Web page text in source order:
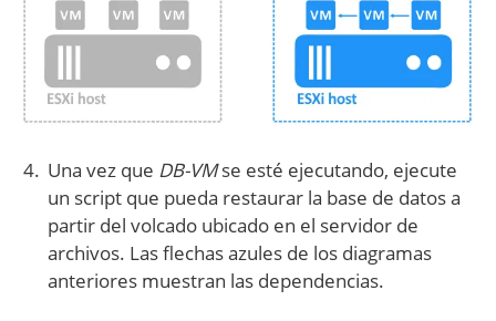
Una vez que DB-VMse esté ejecutando, ejecute
un script que pueda restaurar la base de datos a
partir del volcado ubicado en el servidor de
archivos. Las flechas azules de los diagramas
anteriores muestran las dependencias.